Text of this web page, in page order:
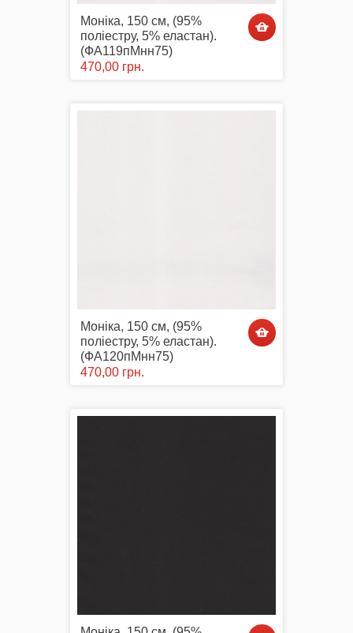
Моніка, 150 см, (95%
поліестру, 5% еластан).
(ФА119пМнн75)
470,00 грн.
Моніка, 150 см, (95%
поліестру, 5% еластан).
(ФА120пМнн75)
470,00 грн.